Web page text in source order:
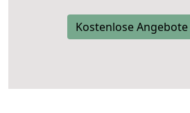
Kostenlose